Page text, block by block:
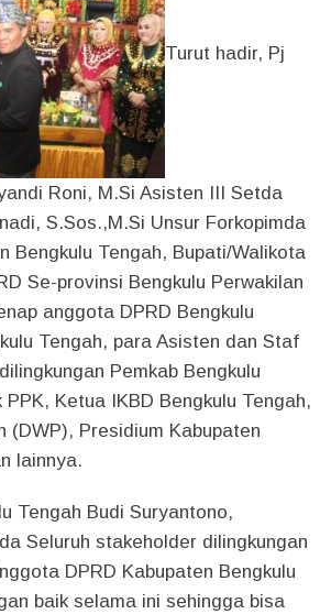
Turut hadir, Pj
Roni, M.Si Asisten III Setda
S.Sos.,M.Si Unsur Forkopimda
Bengkulu Tengah, Bupati/Walikota
Se-provinsi Bengkulu Perwakilan
anggota DPRD Bengkulu
Tengah, para Asisten dan Staf
Pemkab Bengkulu
Ketua IKBD Bengkulu Tengah,
(DWP), Presidium Kabupaten
lainnya.
Tengah Budi Suryantono,
Seluruh stakeholder dilingkungan
DPRD Kabupaten Bengkulu
baik selama ini sehingga bisa